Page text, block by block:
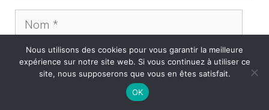
Nom
Nous utilisons des cookies pour vous garantir la meilleure
expérience sur notre site web. Si vous continuez à utiliser ce
site, nous supposerons que vous en êtes satisfait.
OK